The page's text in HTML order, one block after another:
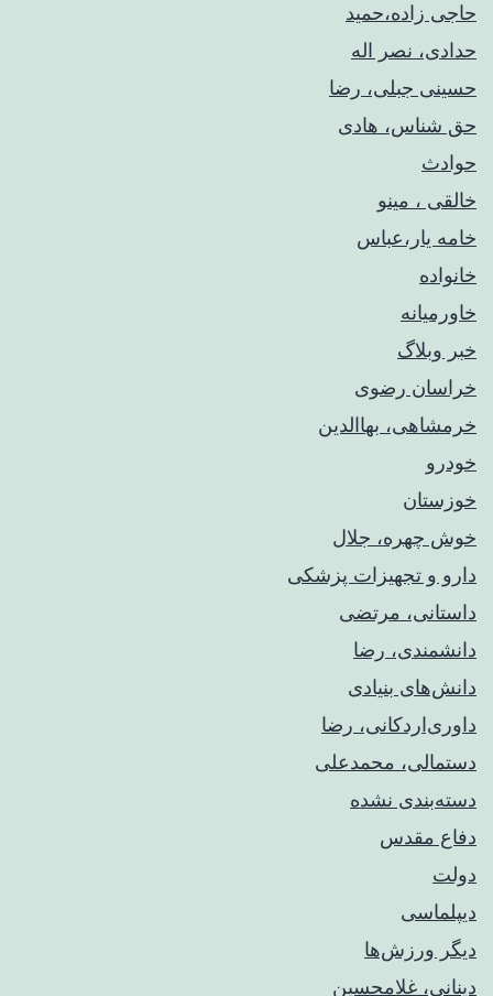
حاجی زاده،حمید
حدادی، نصر اله
حسینی جبلی، رضا
حق شناس، هادی
حوادث
خالقی ، مینو
خامه یار،عباس
خانواده
خاورمیانه
خبر وبلاگ
خراسان رضوی
خرمشاهی، بهاالدین
خودرو
خوزستان
خوش چهره، جلال
دارو و تجهیزات پزشکی
داستانی، مرتضی
دانشمندی، رضا
دانش‌های بنیادی
داوری‌اردکانی، رضا
دستمالی، محمدعلی
دسته‌بندی نشده
دفاع مقدس
دولت
دیپلماسی
دیگر ورزش‌ها
دینانی، غلامحسین